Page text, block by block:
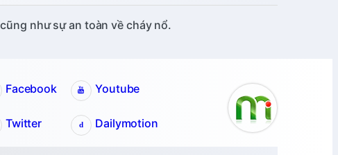
như sự an toàn về cháy nổ.
Facebook Youtube
Twitter Dailymotion